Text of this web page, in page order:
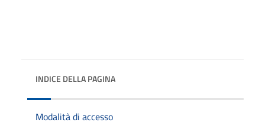
INDICE DELLA PAGINA
Modalità di accesso